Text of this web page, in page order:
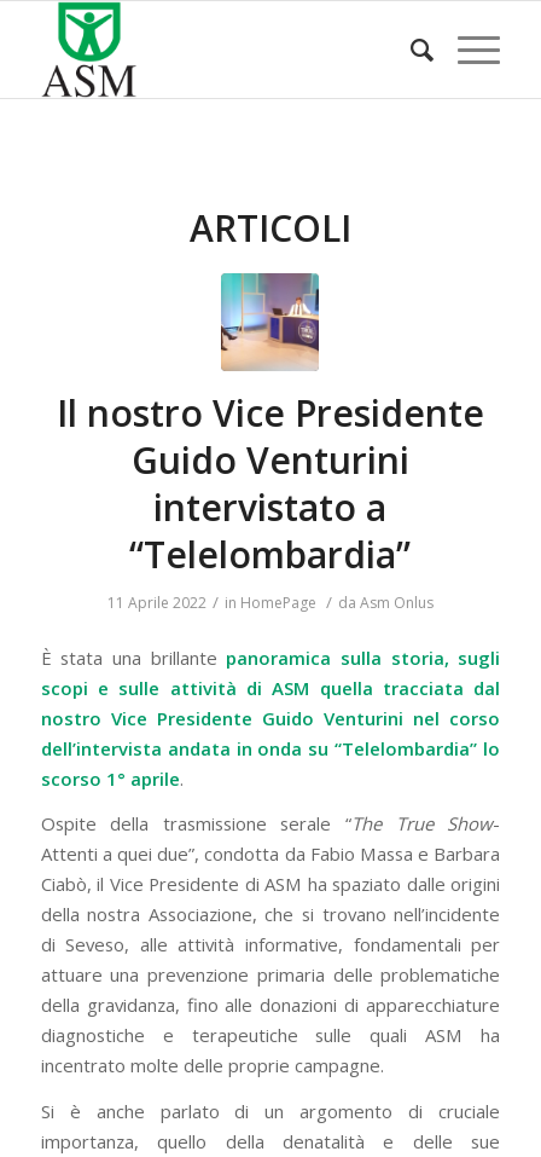
ARTICOLI
Il nostro Vice Presidente
Guido Venturini
intervistato a
“Telelombardia”
11 Aprile 2022 / in HomePage / da Asm Onlus
È stata una brillante panoramica sulla storia, sugli
scopi e sulle attività di ASM quella tracciata dal
nostro Vice Presidente Guido Venturini nel corso
dell’intervista andata in onda su “Telelombardia” lo
scorso 1° aprile.
Ospite della trasmissione serale “The True Show-
Attenti a quei due”, condotta da Fabio Massa e Barbara
Ciabò, il Vice Presidente di ASM ha spaziato dalle origini
della nostra Associazione, che si trovano nell’incidente
di Seveso, alle attività informative, fondamentali per
attuare una prevenzione primaria delle problematiche
della gravidanza, fino alle donazioni di apparecchiature
diagnostiche e terapeutiche sulle quali ASM ha
incentrato molte delle proprie campagne.
Si è anche parlato di un argomento di cruciale
importanza, quello della denatalità e delle sue